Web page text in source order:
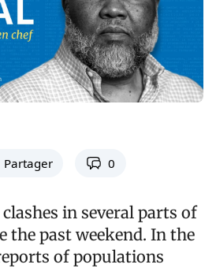
Partager 0
in several parts of
the past weekend. In the
of populations